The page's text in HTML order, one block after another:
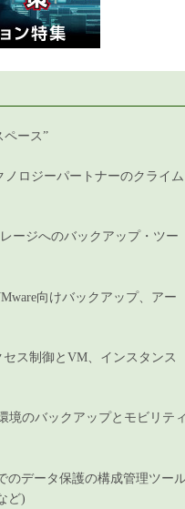
ペース”
ノロジーパートナーのクライム
ージへのバックアップ・ツー
向けバックアップ、アー
ス制御とVM、インスタンス
境のバックアップとモビリテ
のデータ保護の構成管理ツー
ど)